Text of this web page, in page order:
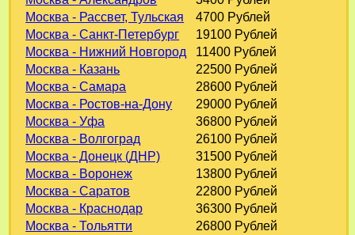
Москва - Рассвет, Тульская
4700 Рублей
Москва - Санкт-Петербург
19100 Рублей
Москва - Нижний Новгород
11400 Рублей
Москва - Казань
22500 Рублей
Москва - Самара
28600 Рублей
Москва - Ростов-на-Дону
29000 Рублей
Москва - Уфа
36800 Рублей
Москва - Волгоград
26100 Рублей
Москва - Донецк (ДНР)
31500 Рублей
Москва - Воронеж
13800 Рублей
Москва - Саратов
22800 Рублей
Москва - Краснодар
36300 Рублей
Москва - Тольятти
26800 Рублей